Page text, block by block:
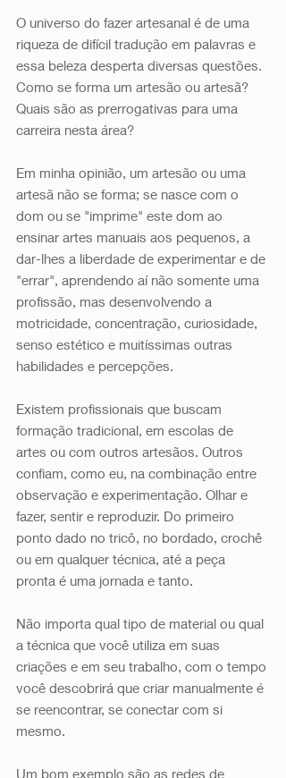
O universo do fazer artesanal é de uma
riqueza de difícil tradução em palavras e
essa beleza desperta diversas questões.
Como se forma um artesão ou artesã?
Quais são as prerrogativas para uma
carreira nesta área?
Em minha opinião, um artesão ou uma
artesã não se forma; se nasce com o
dom ou se "imprime" este dom ao
ensinar artes manuais aos pequenos, a
dar-lhes a liberdade de experimentar e de
"errar", aprendendo aí não somente uma
profissão, mas desenvolvendo a
motricidade, concentração, curiosidade,
senso estético e muitíssimas outras
habilidades e percepções.
Existem profissionais que buscam
formação tradicional, em escolas de
artes ou com outros artesãos. Outros
confiam, como eu, na combinação entre
observação e experimentação. Olhar e
fazer, sentir e reproduzir. Do primeiro
ponto dado no tricô, no bordado, crochê
ou em qualquer técnica, até a peça
pronta é uma jornada e tanto.
Não importa qual tipo de material ou qual
a técnica que você utiliza em suas
criações e em seu trabalho, com o tempo
você descobrirá que criar manualmente é
se reencontrar, se conectar com si
mesmo.
Um bom exemplo são as redes de